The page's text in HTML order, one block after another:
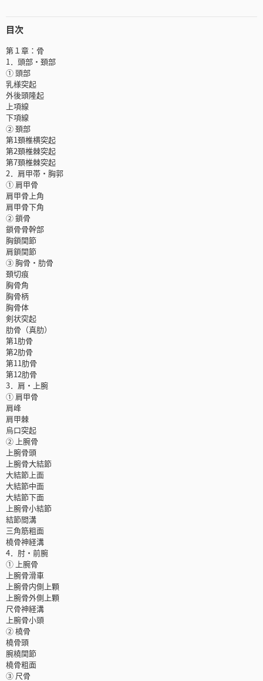
目次
第１章：骨
1．頭部・頚部
① 頭部
乳様突起
外後頭隆起
上項線
下項線
② 頚部
第1頚椎横突起
第2頚椎棘突起
第7頚椎棘突起
2．肩甲帯・胸郭
① 肩甲骨
肩甲骨上角
肩甲骨下角
② 鎖骨
鎖骨骨幹部
胸鎖関節
肩鎖関節
③ 胸骨・肋骨
頚切痕
胸骨角
胸骨柄
胸骨体
剣状突起
肋骨（真肋）
第1肋骨
第2肋骨
第11肋骨
第12肋骨
3．肩・上腕
① 肩甲骨
肩峰
肩甲棘
烏口突起
② 上腕骨
上腕骨頭
上腕骨大結節
大結節上面
大結節中面
大結節下面
上腕骨小結節
結節間溝
三角筋粗面
橈骨神経溝
4．肘・前腕
① 上腕骨
上腕骨滑車
上腕骨内側上顆
上腕骨外側上顆
尺骨神経溝
上腕骨小頭
② 橈骨
橈骨頭
腕橈関節
橈骨粗面
③ 尺骨